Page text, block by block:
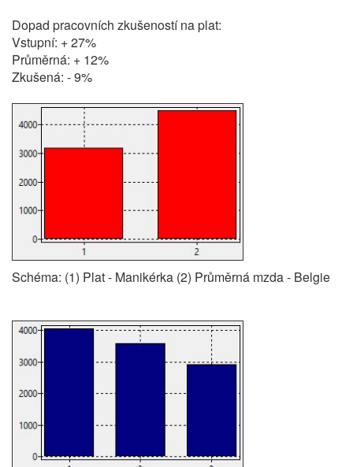
Dopad pracovních zkušeností na plat:
Vstupní: + 27%
Průměrná: + 12%
Zkušená: - 9%
Schéma: (1) Plat - Manikérka (2) Průměrná mzda - Belgie